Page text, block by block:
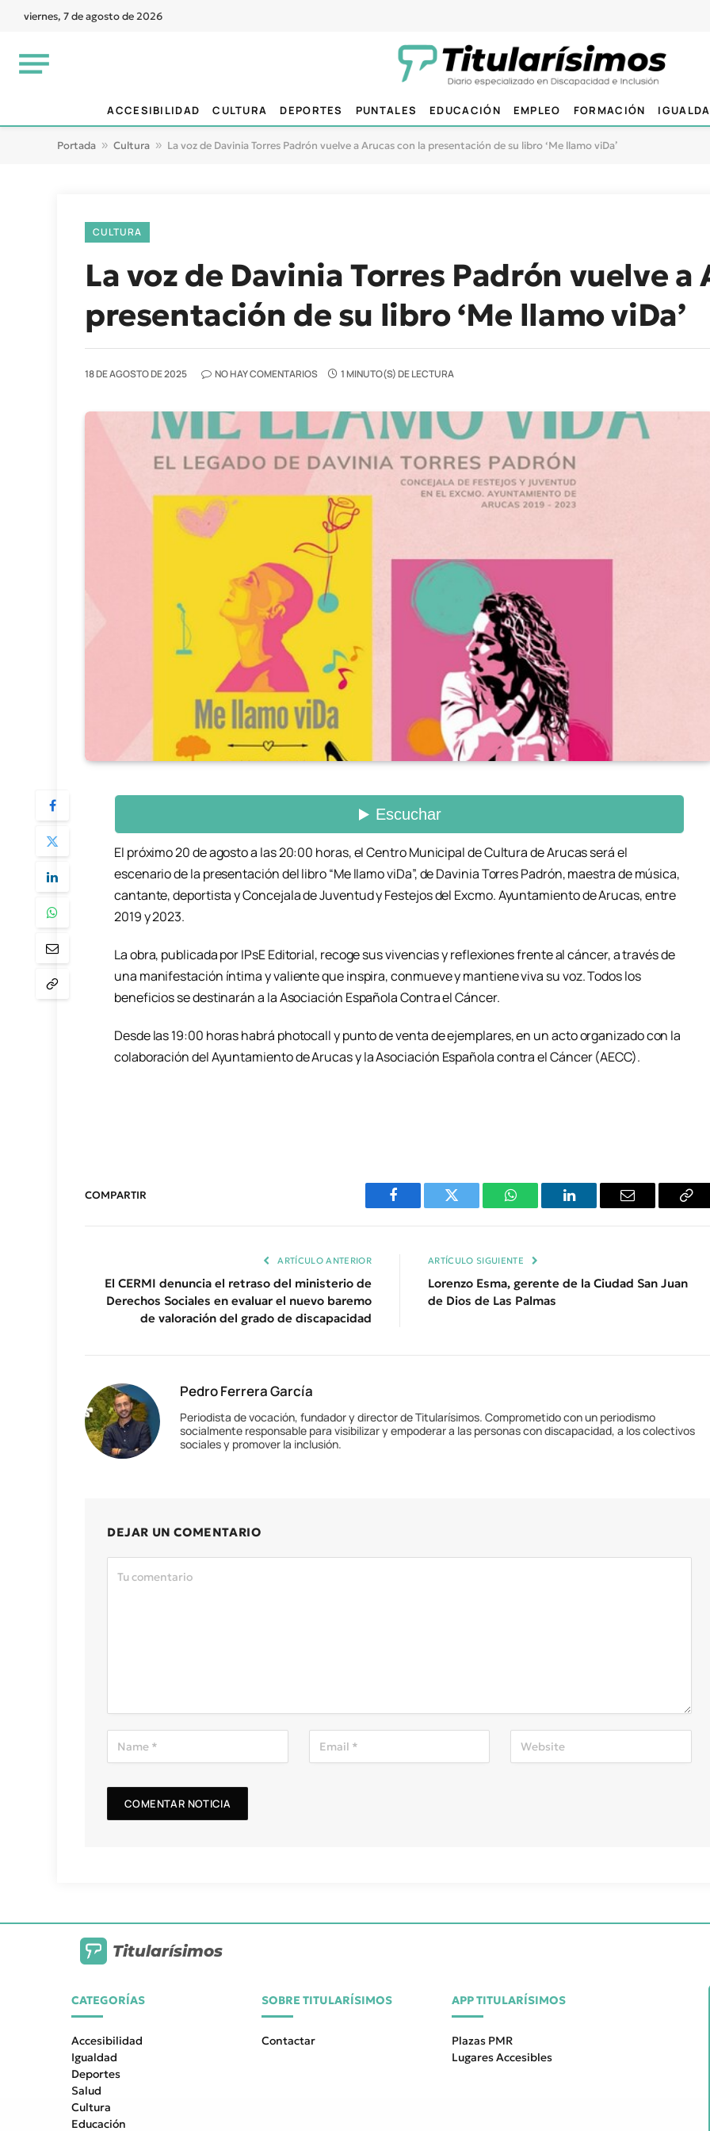
viernes, 7 de agosto de 2026
ACCESIBILIDAD CULTURA DEPORTES PUNTALES EDUCACIÓN EMPLEO FORMACIÓN
Portada » Cultura » La voz de Davinia Torres Padrón vuelve a Arucas con la presentación de su libro ‘Me llamo viDa’
CULTURA
La voz de Davinia Torres Padrón vuelve a
presentación de su libro ‘Me llamo viDa’
18 DE AGOSTO DE 2025 NO HAY COMENTARIOS 1 MINUTO(S) DE LECTURA
El próximo 20 de agosto a las 20:00 horas, el Centro Municipal de Cultura de Arucas será el
escenario de la presentación del libro “Me llamo viDa”, de Davinia Torres Padrón, maestra de música,
cantante, deportista y Concejala de Juventud y Festejos del Excmo. Ayuntamiento de Arucas, entre
2019 y 2023.
La obra, publicada por IPsE Editorial, recoge sus vivencias y reflexiones frente al cáncer, a través de
una manifestación íntima y valiente que inspira, conmueve y mantiene viva su voz. Todos los
beneficios se destinarán a la Asociación Española Contra el Cáncer.
Desde las 19:00 horas habrá photocall y punto de venta de ejemplares, en un acto organizado con la
colaboración del Ayuntamiento de Arucas y la Asociación Española contra el Cáncer (AECC).
COMPARTIR
Facebook Twitter WhatsAppLinkedIn Email
ARTÍCULO ANTERIOR
El CERMI denuncia el retraso del ministerio de
Derechos Sociales en evaluar el nuevo baremo
de valoración del grado de discapacidad
ARTÍCULO SIGUIENTE
Lorenzo Esma, gerente de la Ciudad San Juan
de Dios de Las Palmas
Pedro Ferrera García
Periodista de vocación, fundador y director de Titularísimos. Comprometido con un periodismo
socialmente responsable para visibilizar y empoderar a las personas con discapacidad, a los colectivos
sociales y promover la inclusión.
DEJAR UN COMENTARIO
Titularísimos
CATEGORÍAS
Accesibilidad
Igualdad
Deportes
Salud
Cultura
Educación
SOBRE TITULARÍSIMOS
Contactar
APP TITULARÍSIMOS
Plazas PMR
Lugares Accesibles